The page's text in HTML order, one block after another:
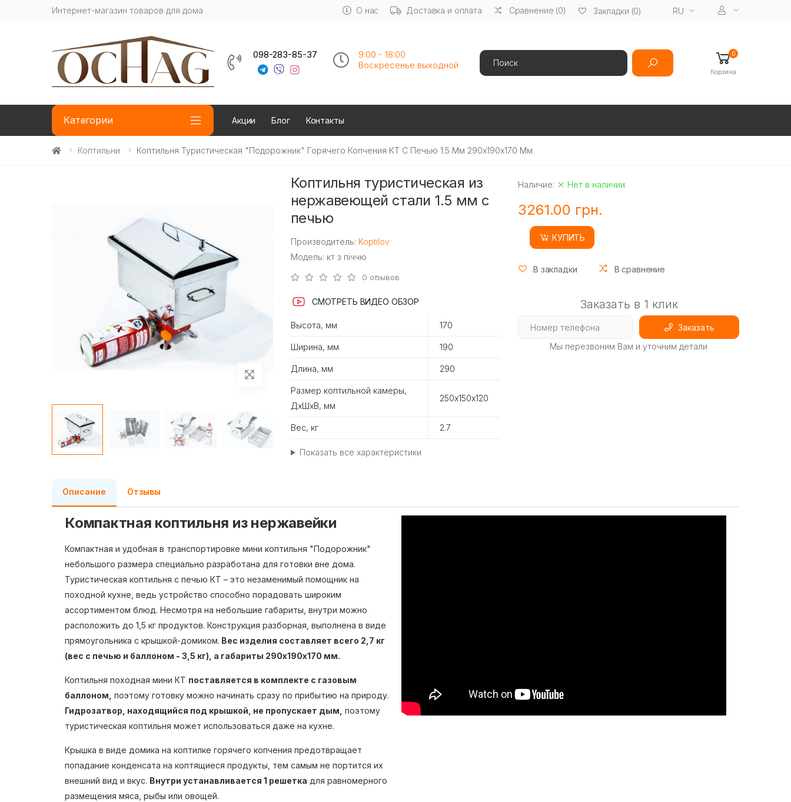
Интернет-магазин товаров для дома О нас Доставка и оплата Сравнение (0) Закладки (0) RU
098-283-85-37
9:00 - 18:00
Воскресенье выходной
Search 0
Корзина
Категории Акции Блог Контакты
Коптильни Коптильня Туристическая "Подорожник" Горячего Копчения КТ С Печью 1.5 Мм 290х190х170 Мм
Коптильня туристическая из
нержавеющей стали 1.5 мм с
печью
Производитель: Koptilov
Модель: кт з піччю
0 отзывов
СМОТРЕТЬ ВИДЕО ОБЗОР
Высота, мм 170
Ширина, мм 190
Длина, мм 290
Размер коптильной камеры,
ДхШхВ, мм
250х150х120
Вес, кг 2.7
Показать все характеристики
Наличие: Нет в наличии
3261.00 грн.
КУПИТЬ
В закладки В сравнение
Заказать в 1 клик
Заказать
Мы перезвоним Вам и уточним детали
Описание Отзывы
Компактная коптильня из нержавейки
Компактная и удобная в транспортировке мини коптильня "Подорожник"
небольшого размера специально разработана для готовки вне дома.
Туристическая коптильня с печью КТ – это незаменимый помощник на
походной кухне, ведь устройство способно порадовать широким
ассортиментом блюд. Несмотря на небольшие габариты, внутри можно
расположить до 1,5 кг продуктов. Конструкция разборная, выполнена в виде
прямоугольника с крышкой-домиком. Вес изделия составляет всего 2,7 кг
(вес с печью и баллоном - 3,5 кг), а габариты 290х190х170 мм.
Коптильня походная мини КТ поставляется в комплекте с газовым
баллоном, поэтому готовку можно начинать сразу по прибытию на природу.
Гидрозатвор, находящийся под крышкой, не пропускает дым, поэтому
туристическая коптильня может использоваться даже на кухне.
Крышка в виде домика на коптилке горячего копчения предотвращает
попадание конденсата на коптящиеся продукты, тем самым не портится их
внешний вид и вкус. Внутри устанавливается 1 решетка для равномерного
размещения мяса, рыбы или овощей.